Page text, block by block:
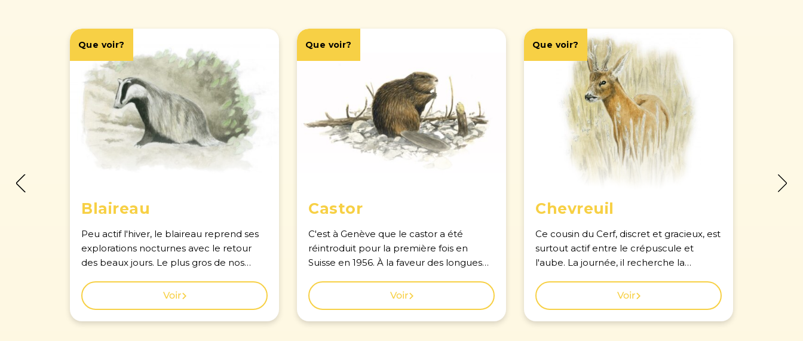
Que voir?
Blaireau
Peu actif l'hiver, le blaireau reprend ses
explorations nocturnes avec le retour
des beaux jours. Le plus gros de nos
voir car il se tient dans son terrier durant
la journée. Voir la carte des observations
à Genève.
Voir
Que voir?
Castor
C'est à Genève que le castor a été
réintroduit pour la première fois en
Suisse en 1956. À la faveur des longues
peuvent parfois apercevoir ce gros
rongeur nageant silencieusement le
long des rives. Voir la carte des
Voir
Que voir?
Chevreuil
Ce cousin du Cerf, discret et gracieux, est
surtout actif entre le crépuscule et
l'aube. La journée, il recherche la
devine parfois sa présence à ses curieux
aboiements, brefs et rauques. Voir la
carte des observations à Genève. Que
Voir